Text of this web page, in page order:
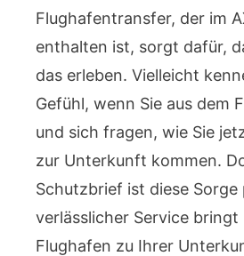
Flughafentransfer, der im
enthalten ist, sorgt dafür,
das erleben. Vielleicht
Gefühl, wenn Sie aus dem
und sich fragen, wie Sie
zur Unterkunft kommen.
Schutzbrief ist diese Sorge
verlässlicher Service bringt
Flughafen zu Ihrer